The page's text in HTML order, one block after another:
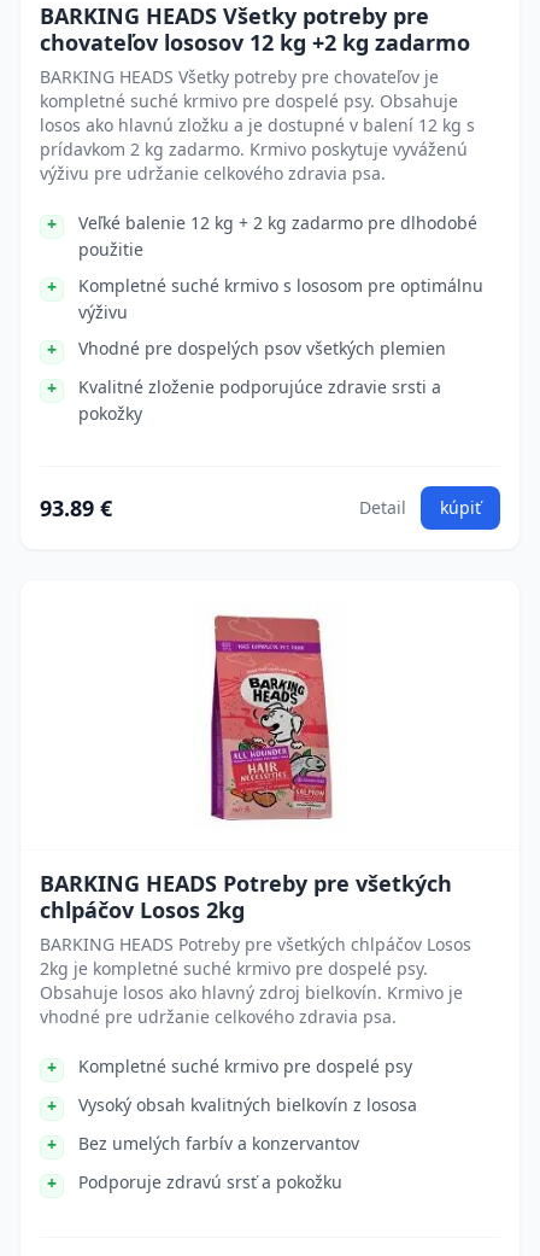
BARKING HEADS Všetky potreby pre
chovateľov lososov 12 kg +2 kg zadarmo
BARKING HEADS Všetky potreby pre chovateľov je
kompletné suché krmivo pre dospelé psy. Obsahuje
losos ako hlavnú zložku a je dostupné v balení 12 kg s
prídavkom 2 kg zadarmo. Krmivo poskytuje vyváženú
výživu pre udržanie celkového zdravia psa.
Veľké balenie 12 kg + 2 kg zadarmo pre dlhodobé
použitie
Kompletné suché krmivo s lososom pre optimálnu
výživu
Vhodné pre dospelých psov všetkých plemien
Kvalitné zloženie podporujúce zdravie srsti a
pokožky
93.89 € Detail kúpiť
BARKING HEADS Potreby pre všetkých
chlpáčov Losos 2kg
BARKING HEADS Potreby pre všetkých chlpáčov Losos
2kg je kompletné suché krmivo pre dospelé psy.
Obsahuje losos ako hlavný zdroj bielkovín. Krmivo je
vhodné pre udržanie celkového zdravia psa.
Kompletné suché krmivo pre dospelé psy
Vysoký obsah kvalitných bielkovín z lososa
Bez umelých farbív a konzervantov
Podporuje zdravú srsť a pokožku